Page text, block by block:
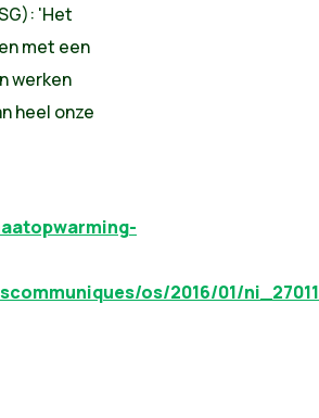
'Het
met een
werken
heel onze
os/2016/01/